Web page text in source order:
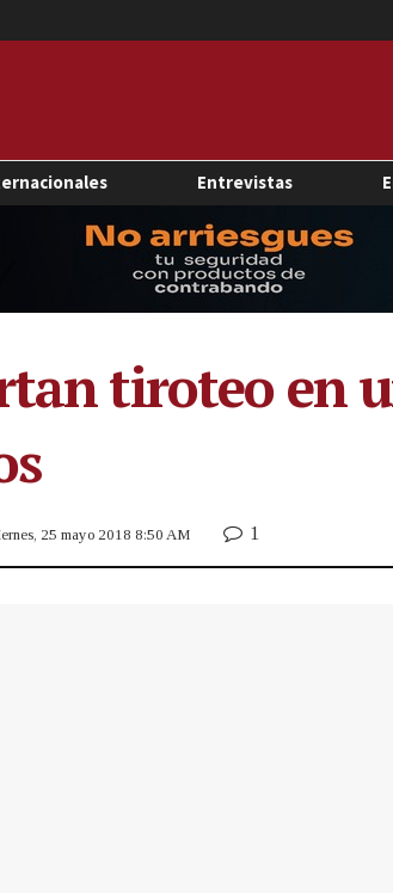
Entrevistas
tiroteo en
25 mayo 2018 8:50 AM 1